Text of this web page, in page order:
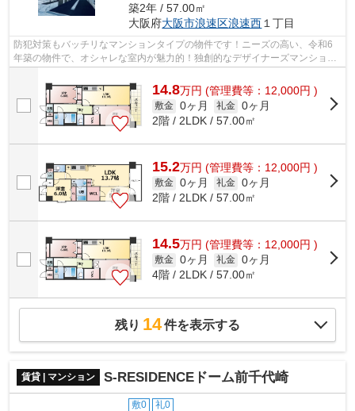
築2年 / 57.00㎡
大阪府大阪市浪速区浪速西 １丁目
防犯対策もバッチリなマンションタイプの物件です！ニーズの高い、令和6
年築の物件で、オシャレな室内が魅力的！独創的なデザイナーズマンション
で、ご好評いただいています！駅まで5...
14.8万円 (管理費等：12,000円 )
敷金 0ヶ月 礼金 0ヶ月
2階 / 2LDK / 57.00㎡
15.2万円 (管理費等：12,000円 )
敷金 0ヶ月 礼金 0ヶ月
2階 / 2LDK / 57.00㎡
14.5万円 (管理費等：12,000円 )
敷金 0ヶ月 礼金 0ヶ月
4階 / 2LDK / 57.00㎡
残り 14件を表示する
賃貸 | マンション S-RESIDENCEドーム前千代崎
敷0 礼0